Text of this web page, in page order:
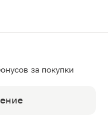
за покупки